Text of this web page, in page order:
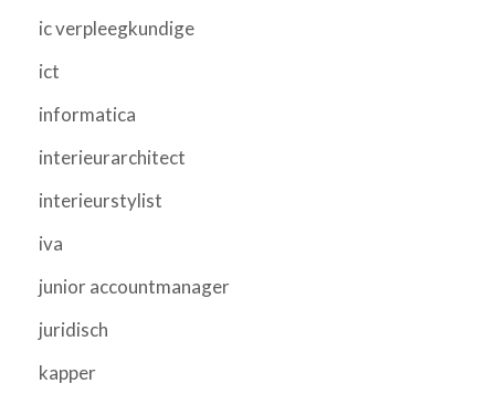
ic verpleegkundige
ict
informatica
interieurarchitect
interieurstylist
iva
junior accountmanager
juridisch
kapper